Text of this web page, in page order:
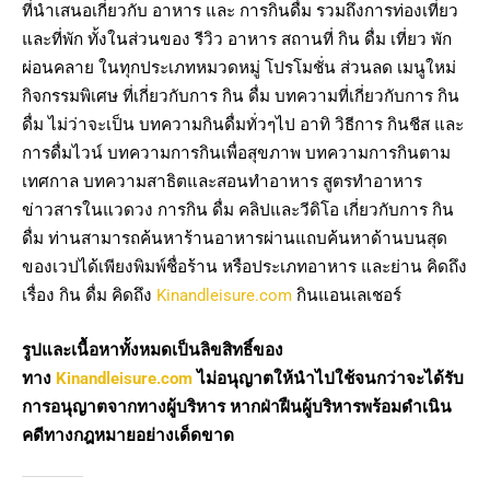
ที่นำเสนอเกี่ยวกับ อาหาร และ การกินดื่ม รวมถึงการท่องเที่ยว
และที่พัก ทั้งในส่วนของ รีวิว อาหาร สถานที่ กิน ดื่ม เที่ยว พัก
ผ่อนคลาย ในทุกประเภทหมวดหมู่ โปรโมชั่น ส่วนลด เมนูใหม่
กิจกรรมพิเศษ ที่เกี่ยวกับการ กิน ดื่ม บทความที่เกี่ยวกับการ กิน
ดื่ม ไม่ว่าจะเป็น บทความกินดื่มทั่วๆไป อาทิ วิธีการ กินชีส และ
การดื่มไวน์ บทความการกินเพื่อสุขภาพ บทความการกินตาม
เทศกาล บทความสาธิตและสอนทำอาหาร สูตรทำอาหาร
ข่าวสารในแวดวง การกิน ดื่ม คลิปและวีดิโอ เกี่ยวกับการ กิน
ดื่ม ท่านสามารถค้นหาร้านอาหารผ่านแถบค้นหาด้านบนสุด
ของเวปได้เพียงพิมพ์ชื่อร้าน หรือประเภทอาหาร และย่าน คิดถึง
เรื่อง กิน ดื่ม คิดถึง Kinandleisure.com กินแอนเลเชอร์
รูปและเนื้อหาทั้งหมดเป็นลิขสิทธิ์ของ
ทาง Kinandleisure.comไม่อนุญาตให้นำไปใช้จนกว่าจะได้รับ
การอนุญาตจากทางผู้บริหาร หากฝ่าฝืนผู้บริหารพร้อมดำเนิน
คดีทางกฎหมายอย่างเด็ดขาด